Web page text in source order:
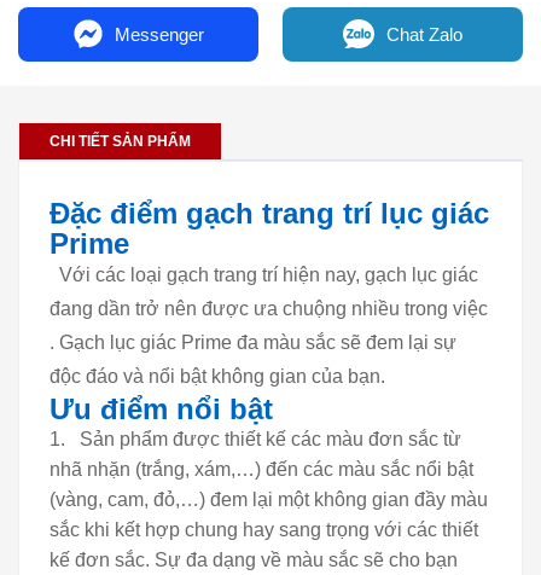
Messenger Chat Zalo
CHI TIẾT SẢN PHẨM
Đặc điểm gạch trang trí lục giác
Prime
Với các loại gạch trang trí hiện nay, gạch lục giác
đang dần trở nên được ưa chuộng nhiều trong việc
. Gạch lục giác Prime đa màu sắc sẽ đem lại sự
độc đáo và nổi bật không gian của bạn.
Ưu điểm nổi bật
Sản phẩm được thiết kế các màu đơn sắc từ
nhã nhặn (trắng, xám,…) đến các màu sắc nổi bật
(vàng, cam, đỏ,…) đem lại một không gian đầy màu
sắc khi kết hợp chung hay sang trọng với các thiết
kế đơn sắc. Sự đa dạng về màu sắc sẽ cho bạn